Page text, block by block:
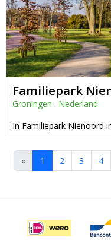
Familiepark
Groningen · Nederland
In Familiepark Nienoord
« 1 2 3 4